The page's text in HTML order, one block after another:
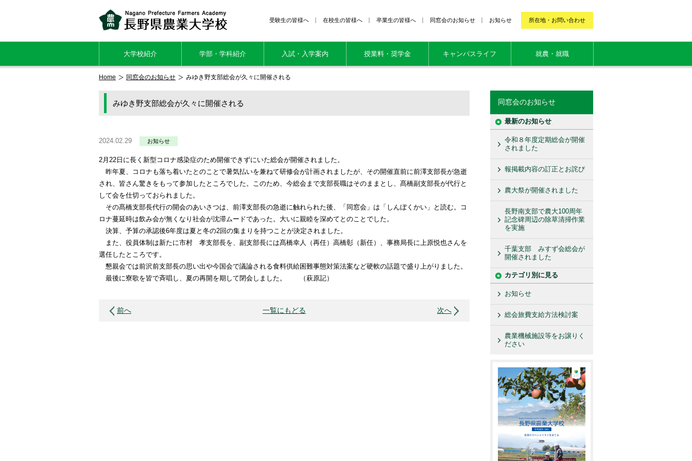
所在地・お問い合わせ
お知らせ
同窓会のお知らせ
卒業生の皆様へ
在校生の皆様へ
受験生の皆様へ
大学校紹介 学部・学科紹介 入試・入学案内 授業料・奨学金 キャンパスライフ 就農・就職
Home 同窓会のお知らせ みゆき野支部総会が久々に開催される
みゆき野支部総会が久々に開催される
2024.02.29 お知らせ
2月22日に長く新型コロナ感染症のため開催できずにいた総会が開催されました。
昨年夏、コロナも落ち着いたとのことで暑気払いを兼ねて研修会が計画されましたが、その開催直前に前澤支部長が急逝
され、皆さん驚きをもって参加したところでした。このため、今総会まで支部長職はそのままとし、髙橋副支部長が代行と
して会を仕切っておられました。
その髙橋支部長代行の開会のあいさつは、前澤支部長の急逝に触れられた後、「同窓会」は「しんぼくかい」と読む。コ
ロナ蔓延時は飲み会が無くなり社会が沈滞ムードであった。大いに親睦を深めてとのことでした。
決算、予算の承認後6年度は夏と冬の2回の集まりを持つことが決定されました。
また、役員体制は新たに市村 孝支部長を、副支部長には髙橋幸人（再任）高橋彰（新任）、事務局長に上原悦也さんを
選任したところです。
懇親会では前沢前支部長の思い出や今国会で議論される食料供給困難事態対策法案など硬軟の話題で盛り上がりました。
最後に寮歌を皆で斉唱し、夏の再開を期して閉会しました。 （萩原記）
前へ 一覧にもどる 次へ
同窓会のお知らせ
最新のお知らせ
令和８年度定期総会が開催
されました
報掲載内容の訂正とお詫び
農大祭が開催されました
長野南支部で農大100周年
記念碑周辺の除草清掃作業
を実施
千葉支部 みすず会総会が
開催されました
カテゴリ別に見る
お知らせ
総会旅費支給方法検討案
農業機械施設等をお譲りく
ださい